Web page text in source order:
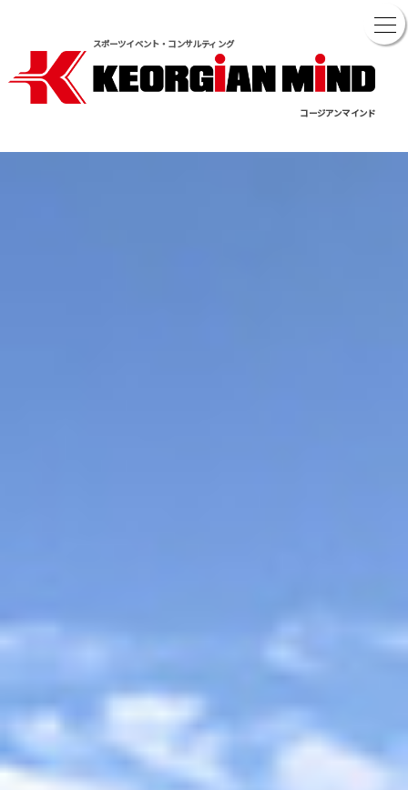
スポーツイベント・コンサルティング
コージアンマインド